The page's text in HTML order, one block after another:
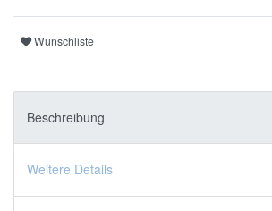
Wunschliste
Beschreibung
Weitere Details